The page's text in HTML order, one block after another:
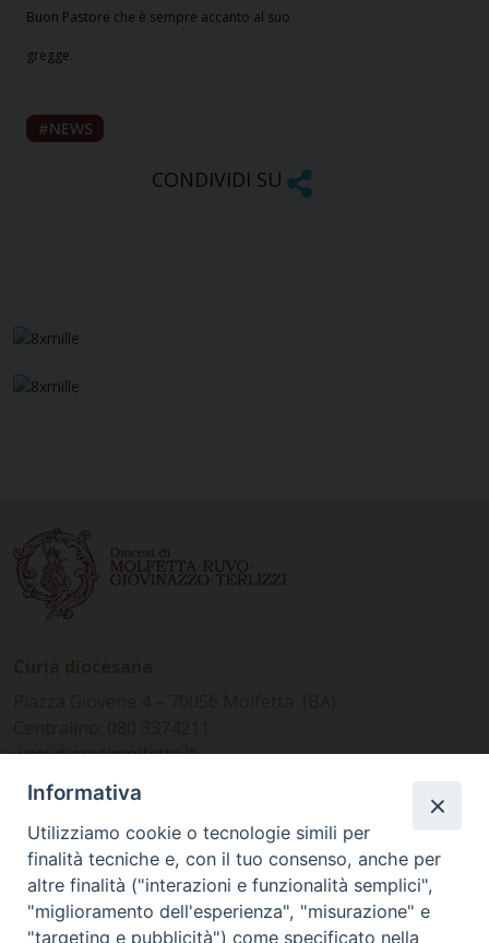
Buon Pastore che è sempre accanto al suo
gregge.
NEWS
CONDIVIDI SU
www.diocesimolfetta.it –
diocesimolfetta@pec.chiesacattolica.it
Ufficio Comunicazioni sociali
Piazza Giovene 4 – 70056 Molfetta (BA)
comunicazionisociali@diocesimolfetta.it
Informativa
Utilizziamo cookie o tecnologie simili per
finalità tecniche e, con il tuo consenso, anche per
altre finalità ("interazioni e funzionalità semplici",
"miglioramento dell'esperienza", "misurazione" e
"targeting e pubblicità") come specificato nella